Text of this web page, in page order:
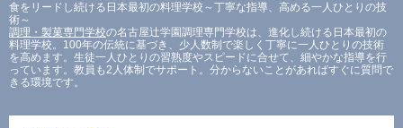
食をリードし続ける日本最初の料理学校～丁寧な指導、高める一人ひとりの技
術～
調理・製菓専門学校の名古屋辻学園調理専門学校は、進化し続ける日本最初の
料理学校。100年の伝統に基づき、少人数制で楽しく丁寧に一人ひとりの技術
を高めます。生徒一人ひとりの習熟度やスピードに合せて、細やかな指導を行
っています。教員も2人体制でサポート。分からないことがあればすぐに質問で
きる環境です。